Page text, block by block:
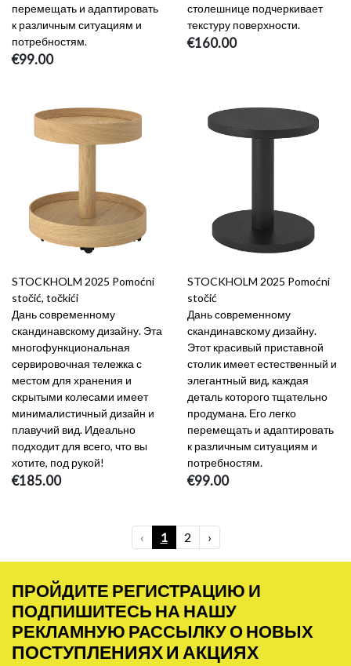
перемещать и адаптировать
к различным ситуациям и
потребностям.
€99.00
столешнице подчеркивает
текстуру поверхности.
€160.00
STOCKHOLM 2025 Pomoćni
stočić, točkići
Дань современному
скандинавскому дизайну. Эта
многофункциональная
сервировочная тележка с
местом для хранения и
скрытыми колесами имеет
минималистичный дизайн и
плавучий вид. Идеально
подходит для всего, что вы
хотите, под рукой!
€185.00
STOCKHOLM 2025 Pomoćni
stočić
Дань современному
скандинавскому дизайну.
Этот красивый приставной
столик имеет естественный и
элегантный вид, каждая
деталь которого тщательно
продумана. Его легко
перемещать и адаптировать
к различным ситуациям и
потребностям.
€99.00
‹ 1 2 ›
ПРОЙДИТЕ РЕГИСТРАЦИЮ И
ПОДПИШИТЕСЬ НА НАШУ
РЕКЛАМНУЮ РАССЫЛКУ О НОВЫХ
ПОСТУПЛЕНИЯХ И АКЦИЯХ